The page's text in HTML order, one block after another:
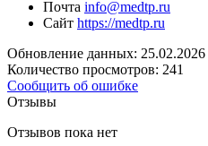
Почта info@medtp.ru
Сайт https://medtp.ru
Обновление данных: 25.02.2026
Количество просмотров: 241
Сообщить об ошибке
Отзывы
Отзывов пока нет